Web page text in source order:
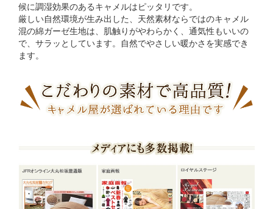
候に調湿効果のあるキャメルはピッタリです。
厳しい自然環境が生み出した、天然素材ならではのキャメル
混の綿ガーゼ生地は、肌触りがやわらかく、通気性もいいの
で、サラッとしています。自然でやさしい暖かさを実感でき
ます。